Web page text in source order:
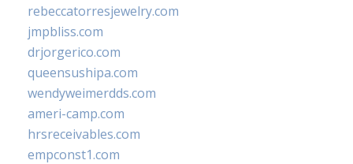
rebeccatorresjewelry.com
jmpbliss.com
drjorgerico.com
queensushipa.com
wendyweimerdds.com
ameri-camp.com
hrsreceivables.com
empconst1.com